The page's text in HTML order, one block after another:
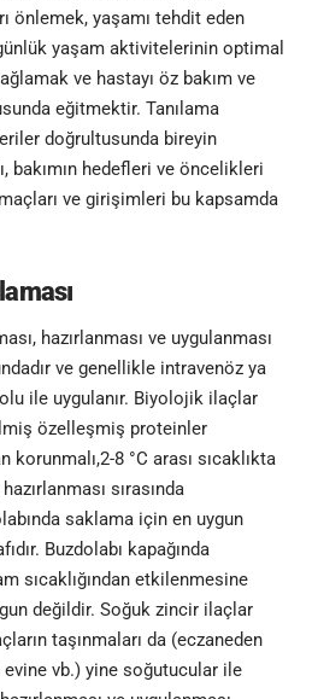
önlemek, yaşamı tehdit eden
yaşam aktivitelerinin optimal
ve hastayı öz bakım ve
eğitmektir. Tanılama
doğrultusunda bireyin
bakımın hedefleri ve öncelikleri
ve girişimleri bu kapsamda
hazırlanması ve uygulanması
ve genellikle intravenöz ya
ile uygulanır. Biyolojik ilaçlar
özelleşmiş proteinler
korunmalı,2-8 °C arası sıcaklıkta
sırasında
saklama için en uygun
Buzdolabı kapağında
sıcaklığından etkilenmesine
değildir. Soğuk zincir ilaçlar
taşınmaları da (eczaneden
vb.) yine soğutucular ile